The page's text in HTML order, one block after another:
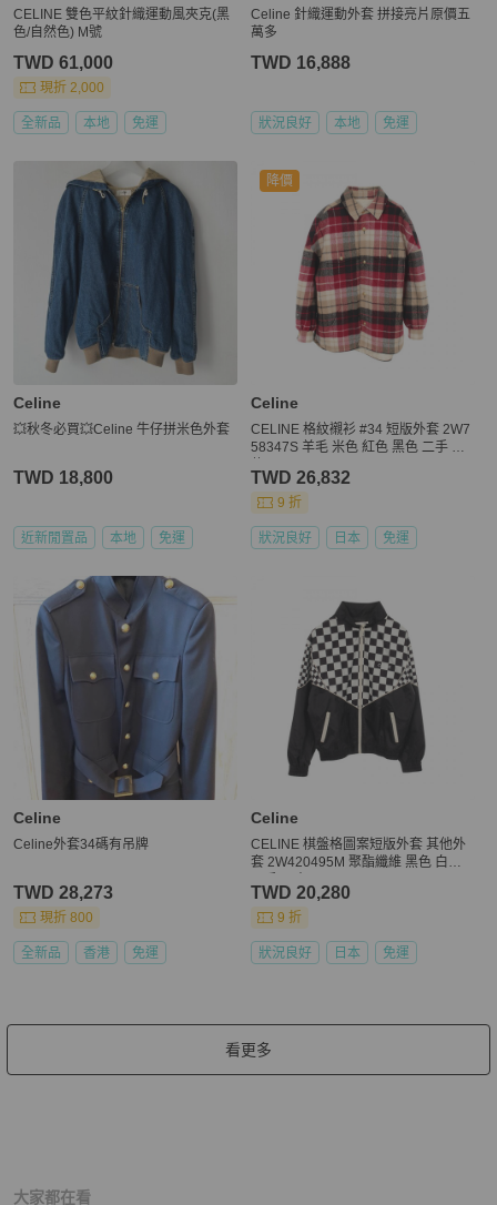
CELINE 雙色平紋針織運動風夾克(黑
色/自然色) M號
TWD 61,000
現折 2,000
全新品 本地 免運
Celine 針織運動外套 拼接亮片原價五
萬多
TWD 16,888
狀況良好 本地 免運
Celine
💥秋冬必買💥Celine 牛仔拼米色外套
TWD 18,800
近新閒置品 本地 免運
降價
Celine
CELINE 格紋襯衫 #34 短版外套 2W7
58347S 羊毛 米色 紅色 黑色 二手 女
TWD 26,832
9 折
狀況良好 日本 免運
Celine
Celine外套34碼有吊牌
TWD 28,273
現折 800
全新品 香港 免運
Celine
CELINE 棋盤格圖案短版外套 其他外
套 2W420495M 聚酯纖維 黑色 白色
TWD 20,280
9 折
狀況良好 日本 免運
看更多
大家都在看